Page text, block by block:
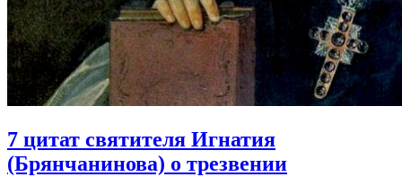
7 цитат святителя Игнатия
(Брянчанинова) о трезвении